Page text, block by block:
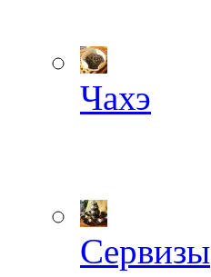
Чахэ
Сервизы